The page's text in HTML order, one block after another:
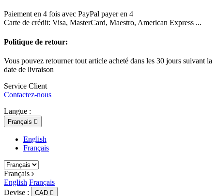
Paiement en 4 fois avec PayPal payer en 4
Carte de crédit: Visa, MasterCard, Maestro, American Express ...
Politique de retour:
Vous pouvez retourner tout article acheté dans les 30 jours suivant la
date de livraison
Service Client
Contactez-nous
Langue :
Français 
English
Français
Français
English Français
Devise :
CAD 